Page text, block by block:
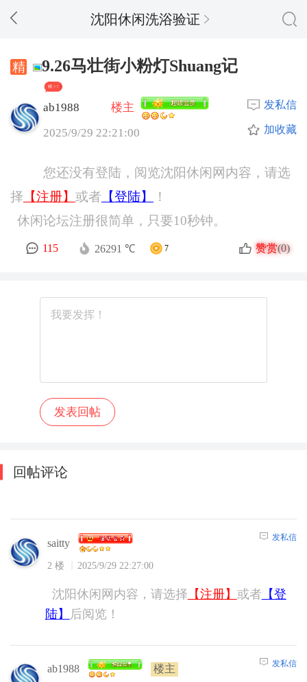
沈阳休闲洗浴验证
9.26马壮街小粉灯Shuang记
精 + 5
ab1988
楼主
2025/9/29 22:21:00
发私信
加收藏
您还没有登陆，阅览沈阳休闲网内容，请选
择 【注册】 或者 【登陆】
！
休闲论坛注册很简单，只要10秒钟。
115 26291 ℃ 7 赞赏(0)
回帖评论
saitty
2 楼 2025/9/29 22:27:00
发私信
沈阳休闲网内容，请选择 【注册】 或者 【登
陆】
后阅览！
ab1988 楼主 发私信